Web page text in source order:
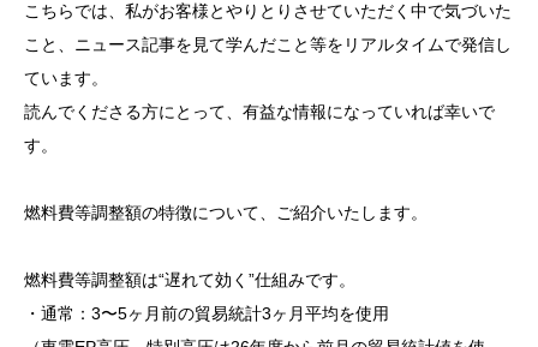
こちらでは、私がお客様とやりとりさせていただく中で気づいた
こと、ニュース記事を見て学んだこと等をリアルタイムで発信し
ています。
読んでくださる方にとって、有益な情報になっていれば幸いで
す。
燃料費等調整額の特徴について、ご紹介いたします。
燃料費等調整額は“遅れて効く”仕組みです。
・通常：3〜5ヶ月前の貿易統計3ヶ月平均を使用